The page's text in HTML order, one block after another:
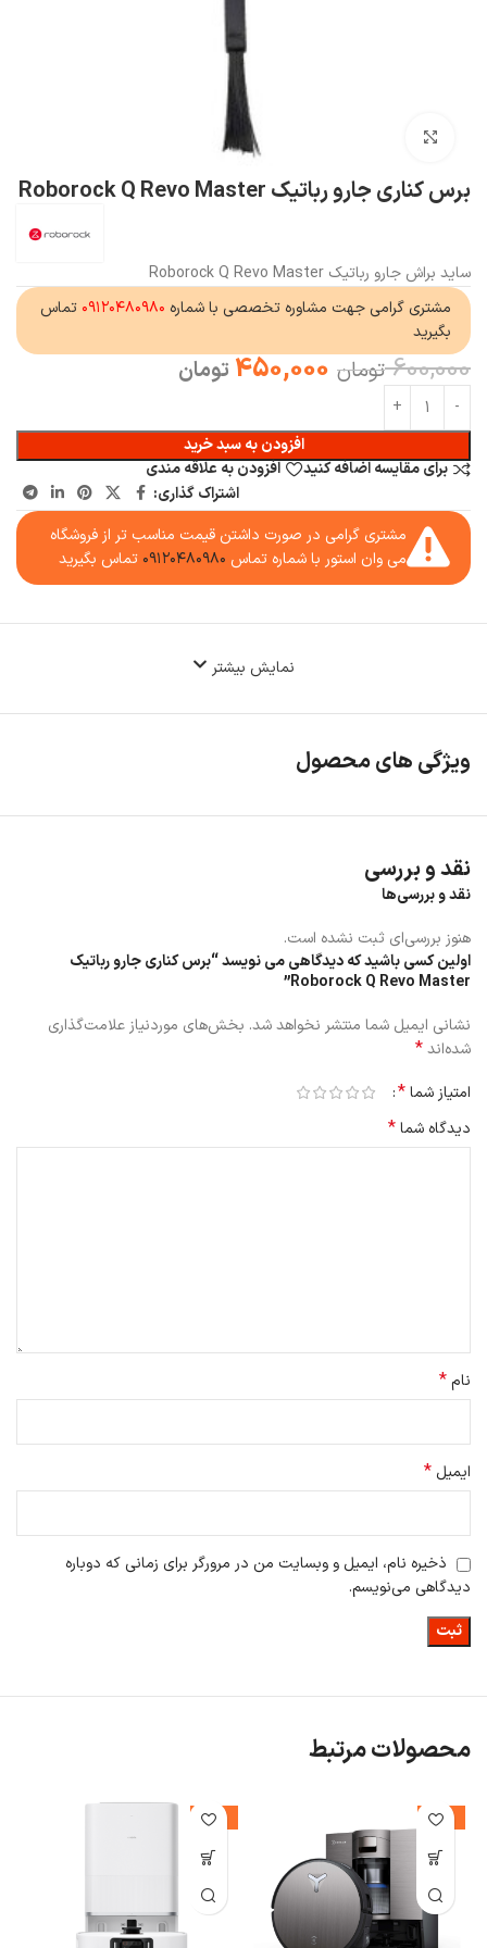
برس کناری جارو رباتیک Roborock Q Revo Master
ساید براش جارو رباتیک Roborock Q Revo Master
مشتری گرامی جهت مشاوره تخصصی با شماره ۰۹۱۲۰۴۸۰۹۸۰ تماس
بگیرید
600,000 تومان 450,000 تومان
افزودن به سبد خرید
برای مقایسه اضافه کنید
افزودن به علاقه مندی
اشتراک گذاری:
مشتری گرامی در صورت داشتن قیمت مناسب تر از فروشگاه
می وان استور با شماره تماس ۰۹۱۲۰۴۸۰۹۸۰ تماس بگیرید
نمایش بیشتر
ویژگی های محصول
نقد و بررسی
نقد و بررسی‌ها
هنوز بررسی‌ای ثبت نشده است.
اولین کسی باشید که دیدگاهی می نویسد “برس کناری جارو رباتیک
Roborock Q Revo Master”
نشانی ایمیل شما منتشر نخواهد شد. بخش‌های موردنیاز علامت‌گذاری
شده‌اند*
امتیاز شما*
دیدگاه شما*
نام*
ایمیل *
ذخیره نام، ایمیل و وبسایت من در مرورگر برای زمانی که دوباره
دیدگاهی می‌نویسم.
محصولات مرتبط
-14%
-28%